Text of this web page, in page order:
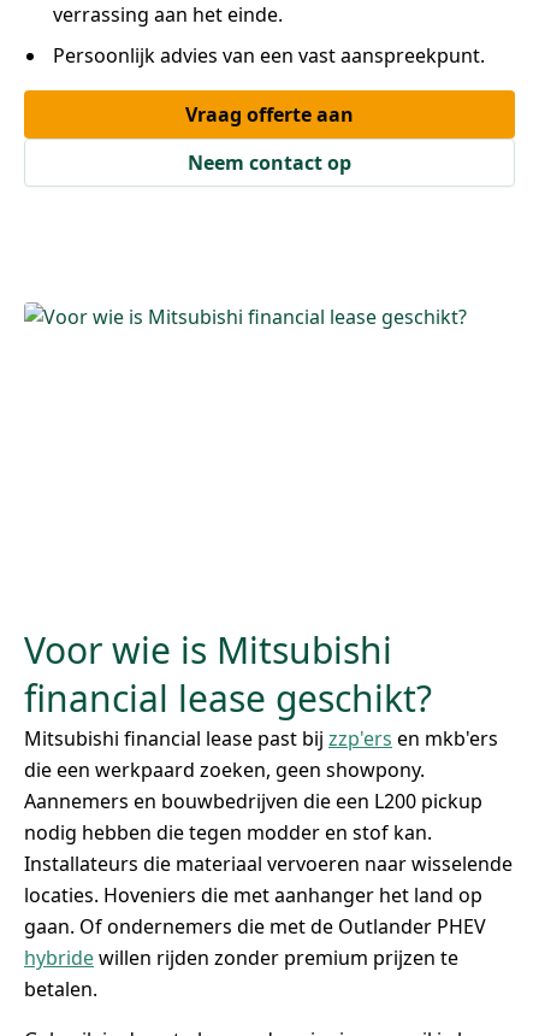
verrassing aan het einde.
Persoonlijk advies van een vast aanspreekpunt.
Vraag offerte aan
Neem contact op
Voor wie is Mitsubishi
financial lease geschikt?
Mitsubishi financial lease past bij zzp'ers en mkb'ers
die een werkpaard zoeken, geen showpony.
Aannemers en bouwbedrijven die een L200 pickup
nodig hebben die tegen modder en stof kan.
Installateurs die materiaal vervoeren naar wisselende
locaties. Hoveniers die met aanhanger het land op
gaan. Of ondernemers die met de Outlander PHEV
hybridewillen rijden zonder premium prijzen te
betalen.